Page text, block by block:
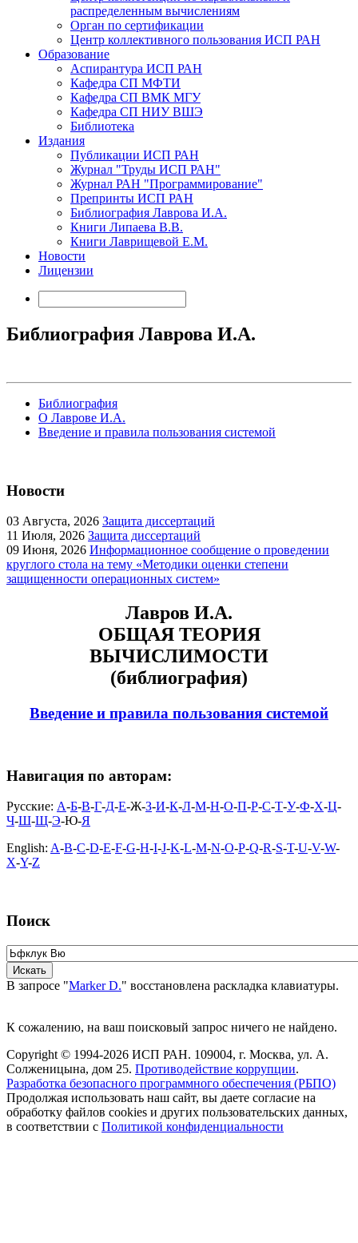
распределенным вычислениям
Орган по сертификации
Центр коллективного пользования ИСП РАН
Образование
Аспирантура ИСП РАН
Кафедра СП МФТИ
Кафедра СП ВМК МГУ
Кафедра СП НИУ ВШЭ
Библиотека
Издания
Публикации ИСП РАН
Журнал "Труды ИСП РАН"
Журнал РАН "Программирование"
Препринты ИСП РАН
Библиография Лаврова И.А.
Книги Липаева В.В.
Книги Лаврищевой Е.М.
Новости
Лицензии
Библиография Лаврова И.А.
Библиография
О Лаврове И.А.
Введение и правила пользования системой
Новости
03 Августа, 2026 Защита диссертаций
11 Июля, 2026 Защита диссертаций
09 Июня, 2026 Информационное сообщение о проведении
круглого стола на тему «Методики оценки степени
защищенности операционных систем»
Лавров И.А.
ОБЩАЯ ТЕОРИЯ
ВЫЧИСЛИМОСТИ
(библиография)
Введение и правила пользования системой
Навигация по авторам:
Русские: А-Б-В-Г-Д-Е-Ж-З-И-К-Л-М-Н-О-П-Р-С-Т-У-Ф-Х-Ц-
Ч-Ш-Щ-Э-Ю-Я
English: A-B-C-D-E-F-G-H-I-J-K-L-M-N-O-P-Q-R-S-T-U-V-W-
X-Y-Z
Поиск
В запросе "Marker D." восстановлена раскладка клавиатуры.
К сожалению, на ваш поисковый запрос ничего не найдено.
Copyright © 1994-2026 ИСП РАН. 109004, г. Москва, ул. А.
Солженицына, дом 25. Противодействие коррупции.
Разработка безопасного программного обеспечения (РБПО)
Продолжая использовать наш сайт, вы даете согласие на
обработку файлов cookies и других пользовательских данных,
в соответствии с Политикой конфиденциальности